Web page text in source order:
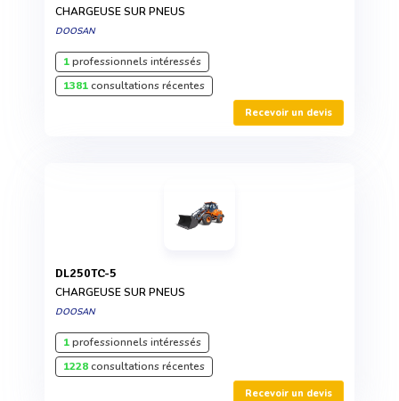
CHARGEUSE SUR PNEUS
DOOSAN
1professionnels intéressés
1381consultations récentes
Recevoir un devis
DL250TC-5
CHARGEUSE SUR PNEUS
DOOSAN
1professionnels intéressés
1228consultations récentes
Recevoir un devis